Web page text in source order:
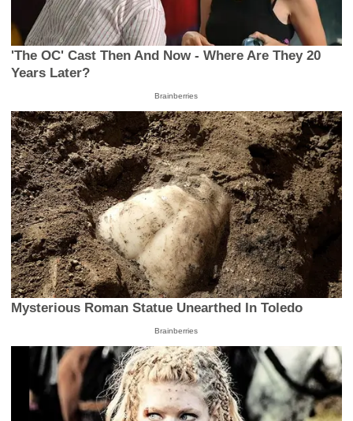
'The OC' Cast Then And Now - Where Are They 20
Years Later?
Brainberries
Mysterious Roman Statue Unearthed In Toledo
Brainberries